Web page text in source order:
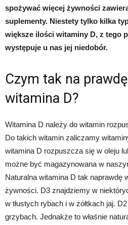
spożywać więcej żywności
suplementy. Niestety tylko kilka
większe ilości witaminy D, z tego
występuje u nas jej niedobór.
Czym tak na
witamina D?
Witamina D należy do witamin
Do takich witamin zaliczamy
witamina D rozpuszcza się w oleju
możne być magazynowana w
Naturalna witamina D tak naprawdę
żywności. D3 znajdziemy w
w tłustych rybach i w żółtkach jaj.
grzybach. Jednakże to właśnie